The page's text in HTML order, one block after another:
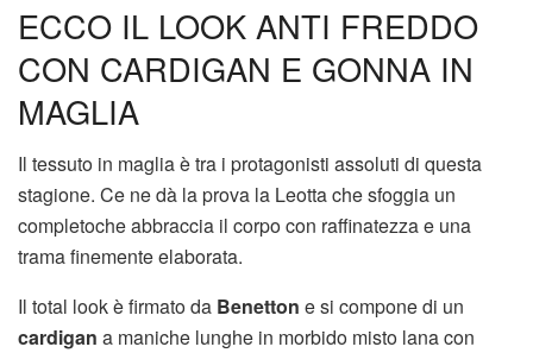
ECCO IL LOOK ANTI FREDDO
CON CARDIGAN E GONNA IN
MAGLIA
Il tessuto in maglia è tra i protagonisti assoluti di questa
stagione. Ce ne dà la prova la Leotta che sfoggia un
completoche abbraccia il corpo con raffinatezza e una
trama finemente elaborata.
Il total look è firmato da Benetton e si compone di un
cardigan a maniche lunghe in morbido misto lana con